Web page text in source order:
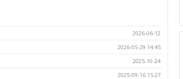
2026-06-12
2026-05-29 14:45
2025-10-24
2025-09-16 15:27